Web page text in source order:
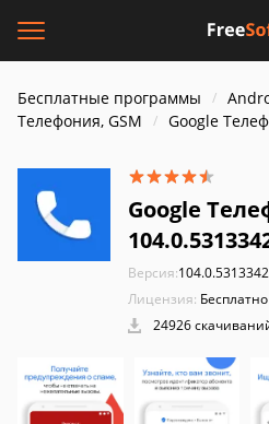
Бесплатные программы
Телефония, GSM
Google
Google
Версия:
Лицензия:
24926